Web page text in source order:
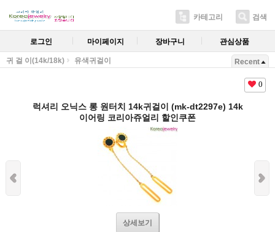
카테고리 검색
로그인 마이페이지 장바구니 관심상품
귀 걸 이(14k/18k) 유색귀걸이 Recent
0
럭셔리 오닉스 롱 원터치 14k귀걸이 (mk-dt2297e) 14k
이어링 코리아쥬얼리 할인쿠폰
상세보기